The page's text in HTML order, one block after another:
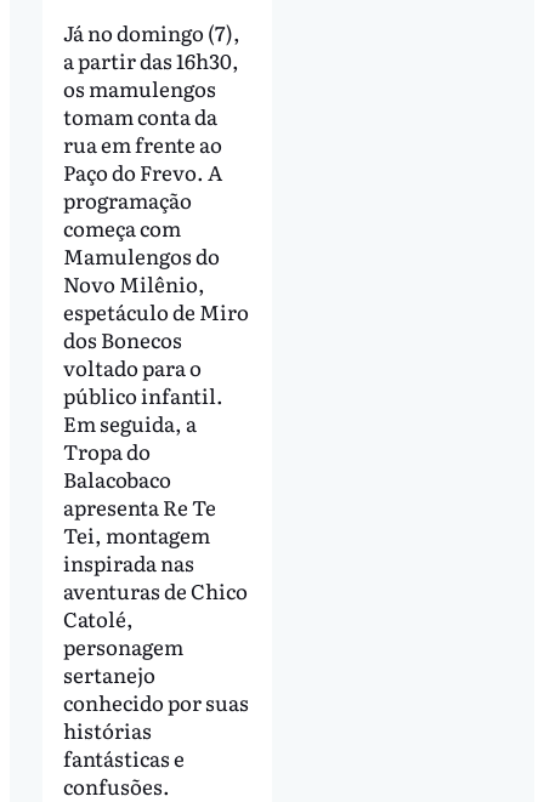
Já no domingo (7),
a partir das 16h30,
os mamulengos
tomam conta da
rua em frente ao
Paço do Frevo. A
programação
começa com
Mamulengos do
Novo Milênio,
espetáculo de Miro
dos Bonecos
voltado para o
público infantil.
Em seguida, a
Tropa do
Balacobaco
apresenta Re Te
Tei, montagem
inspirada nas
aventuras de Chico
Catolé,
personagem
sertanejo
conhecido por suas
histórias
fantásticas e
confusões.